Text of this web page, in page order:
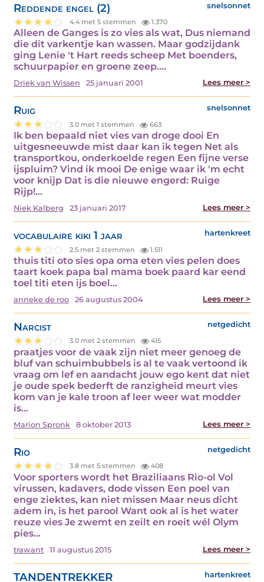
Reddende engel (2) snelsonnet
4.4 met 5 stemmen 1.370
Alleen de Ganges is zo vies als wat, Dus niemand
die dit varkentje kan wassen. Maar godzijdank
ging Lenie 't Hart reeds scheep Met boenders,
schuurpapier en groene zeep.…
Driek van Wissen 25 januari 2001 Lees meer >
Ruig snelsonnet
3.0 met 1 stemmen 663
Ik ben bepaald niet vies van droge dooi En
uitgesneeuwde mist daar kan ik tegen Net als
transportkou, onderkoelde regen Een fijne verse
ijspluim? Vind ik mooi De enige waar ik 'm echt
voor knijp Dat is die nieuwe engerd: Ruige
Rijp!…
Niek Kalberg 23 januari 2017 Lees meer >
vocabulaire kiki 1 jaar hartenkreet
2.5 met 2 stemmen 1.511
thuis titi oto sies opa oma eten vies pelen does
taart koek papa bal mama boek paard kar eend
toel titi eten ijs boel…
anneke de roo 26 augustus 2004 Lees meer >
Narcist netgedicht
3.0 met 2 stemmen 415
praatjes voor de vaak zijn niet meer genoeg de
bluf van schuimbubbels is al te vaak vertoond ik
vraag om lef en aandacht jouw ego kent dat niet
je oude spek bederft de ranzigheid meurt vies
kom van je kale troon af leer weer wat modder
is…
Marion Spronk 8 oktober 2013 Lees meer >
Rio netgedicht
3.8 met 5 stemmen 408
Voor sporters wordt het Braziliaans Rio-ol Vol
virussen, kadavers, dode vissen Een poel van
enge ziektes, kan niet missen Maar neus dicht
adem in, is het parool Want ook al is het water
reuze vies Je zwemt en zeilt en roeit wél Olym
pies…
trawant 11 augustus 2015 Lees meer >
TANDENTREKKER hartenkreet